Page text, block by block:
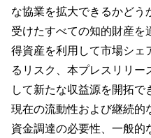
な協業を拡大できるかどう
受けたすべての知的財産を
得資産を利用して市場シェ
るリスク、本プレスリリ
して新たな収益源を開拓で
現在の流動性および継続的
資金調達の必要性、一般的